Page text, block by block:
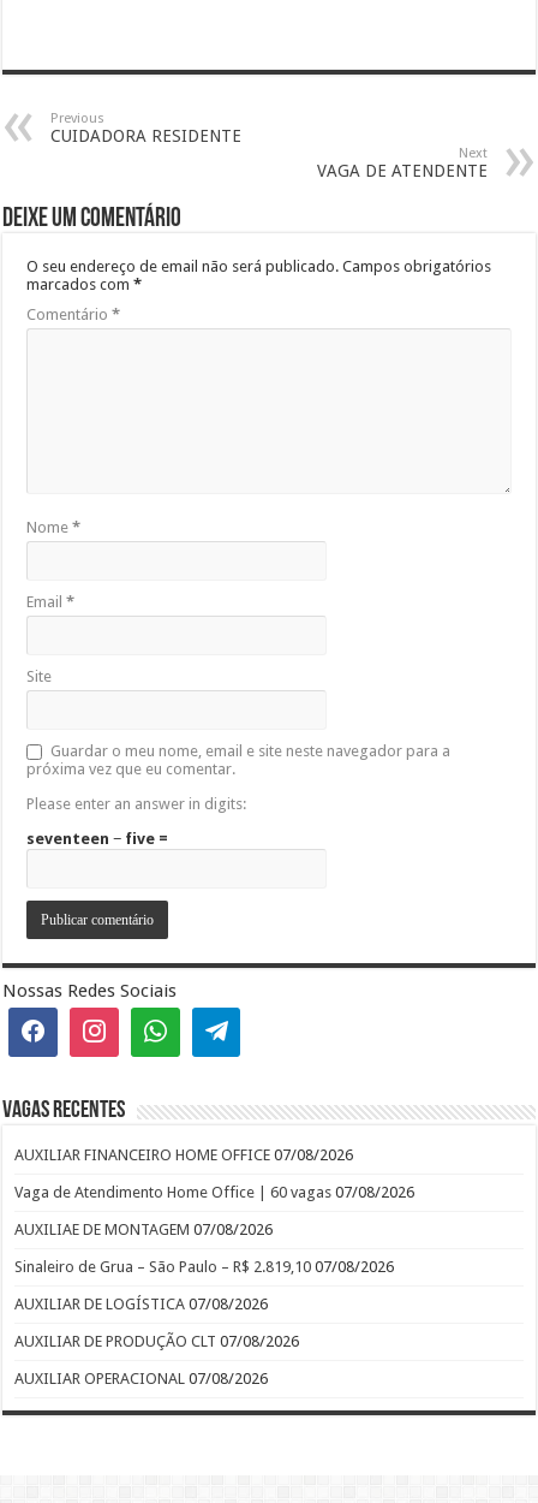
Previous
CUIDADORA RESIDENTE
Next
VAGA DE ATENDENTE
Deixe um comentário
O seu endereço de email não será publicado. Campos obrigatórios
marcados com*
Comentário*
Nome*
Email*
Site
Guardar o meu nome, email e site neste navegador para a
próxima vez que eu comentar.
Please enter an answer in digits:
seventeen − five =
Nossas Redes Sociais
Vagas recentes
AUXILIAR FINANCEIRO HOME OFFICE 07/08/2026
Vaga de Atendimento Home Office | 60 vagas 07/08/2026
AUXILIAE DE MONTAGEM 07/08/2026
Sinaleiro de Grua – São Paulo – R$ 2.819,10 07/08/2026
AUXILIAR DE LOGÍSTICA 07/08/2026
AUXILIAR DE PRODUÇÃO CLT 07/08/2026
AUXILIAR OPERACIONAL 07/08/2026